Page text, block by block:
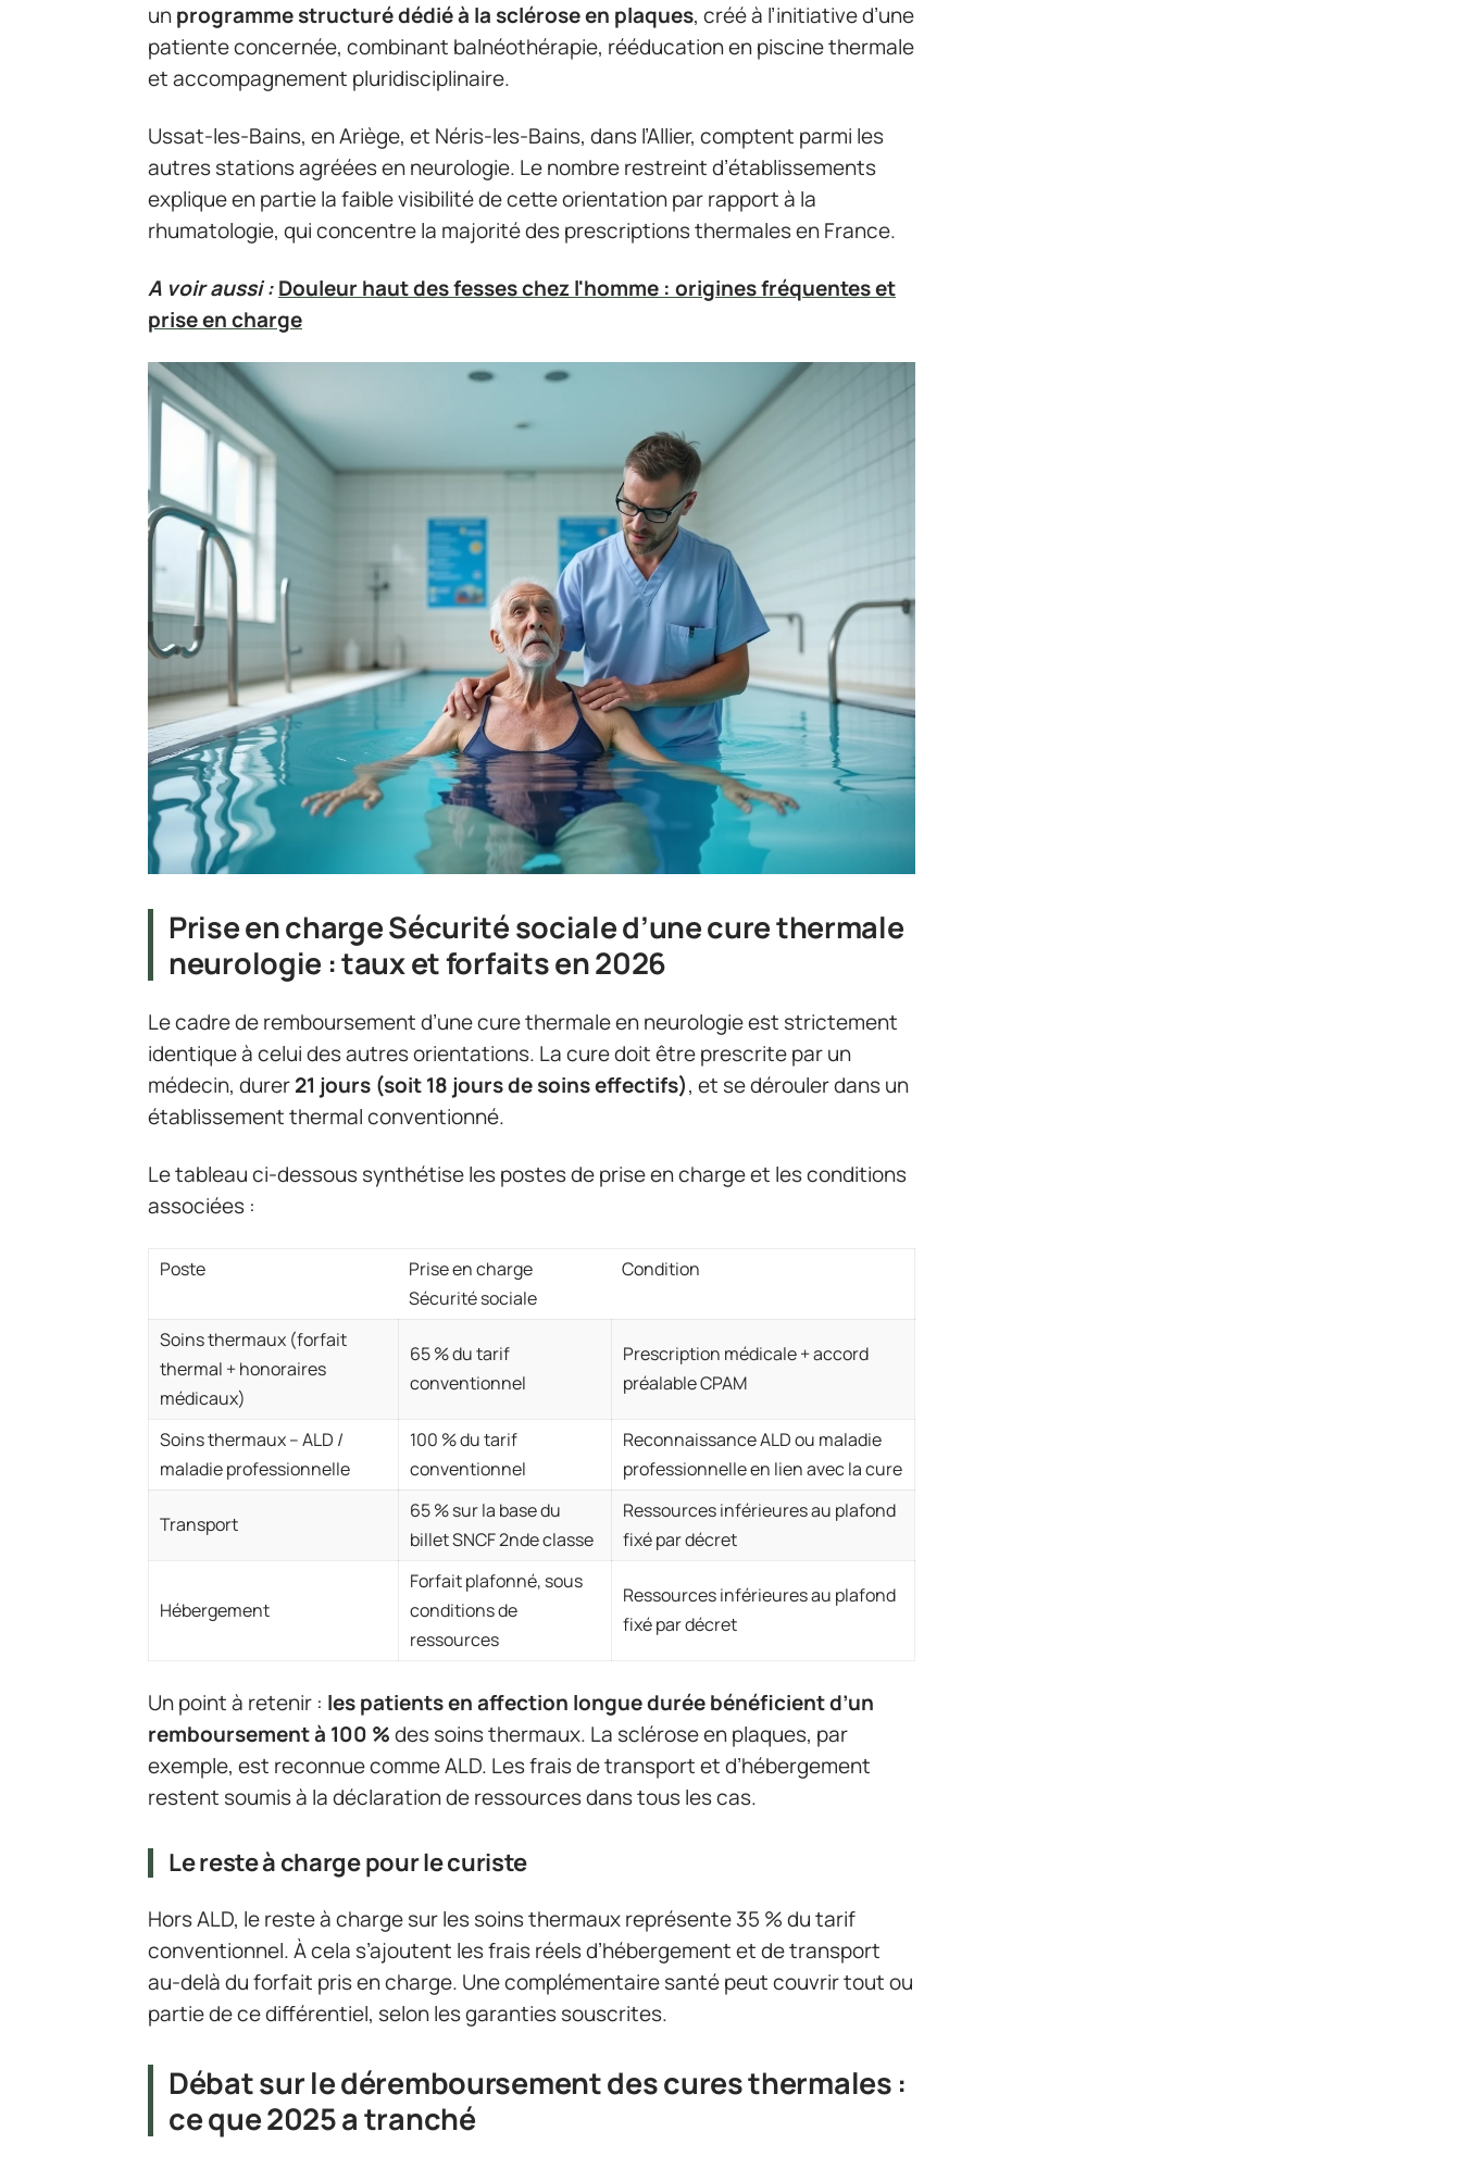
unprogramme structuré dédié à la sclérose en plaques, créé à l’initiative d’une
patiente concernée, combinant balnéothérapie, rééducation en piscine thermale
et accompagnement pluridisciplinaire.
Ussat-les-Bains, en Ariège, et Néris-les-Bains, dans l’Allier, comptent parmi les
autres stations agréées en neurologie. Le nombre restreint d’établissements
explique en partie la faible visibilité de cette orientation par rapport à la
rhumatologie, qui concentre la majorité des prescriptions thermales en France.
A voir aussi :Douleur haut des fesses chez l'homme : origines fréquentes et
prise en charge
Prise en charge Sécurité sociale d’une cure thermale
neurologie : taux et forfaits en 2026
Le cadre de remboursement d’une cure thermale en neurologie est strictement
identique à celui des autres orientations. La cure doit être prescrite par un
médecin, durer21 jours (soit 18 jours de soins effectifs), et se dérouler dans un
établissement thermal conventionné.
Le tableau ci-dessous synthétise les postes de prise en charge et les conditions
associées :
Poste
Prise en charge
Sécurité sociale
Condition
Soins thermaux (forfait
thermal + honoraires
médicaux)
65 % du tarif
conventionnel
Prescription médicale + accord
préalable CPAM
Soins thermaux – ALD /
maladie professionnelle
100 % du tarif
conventionnel
Reconnaissance ALD ou maladie
professionnelle en lien avec la cure
Transport
65 % sur la base du
billet SNCF 2nde classe
Ressources inférieures au plafond
fixé par décret
Hébergement
Forfait plafonné, sous
conditions de
ressources
Ressources inférieures au plafond
fixé par décret
Un point à retenir : les patients en affection longue durée bénéficient d’un
remboursement à 100 %des soins thermaux. La sclérose en plaques, par
exemple, est reconnue comme ALD. Les frais de transport et d’hébergement
restent soumis à la déclaration de ressources dans tous les cas.
Le reste à charge pour le curiste
Hors ALD, le reste à charge sur les soins thermaux représente 35 % du tarif
conventionnel. À cela s’ajoutent les frais réels d’hébergement et de transport
au-delà du forfait pris en charge. Une complémentaire santé peut couvrir tout ou
partie de ce différentiel, selon les garanties souscrites.
Débat sur le déremboursement des cures thermales :
ce que 2025 a tranché